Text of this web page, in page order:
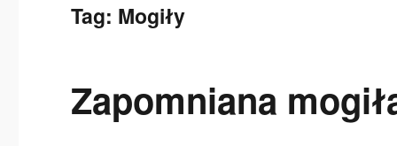
Tag: Mogiły
Zapomniana